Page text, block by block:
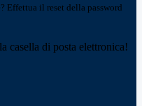
Effettua il reset della password
casella di posta elettronica!